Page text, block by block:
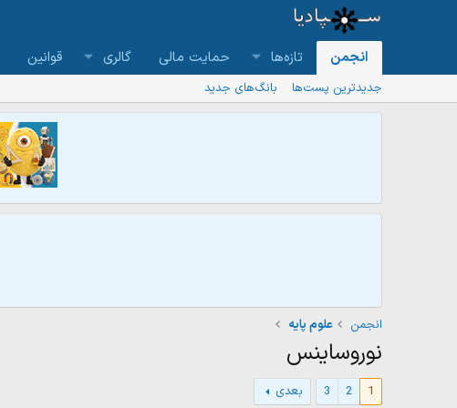
انجمن تازه‌ها حمایت مالی گالری قوانین
جدیدترین پست‌ها بانگ‌های جدید
انجمن علوم پایه
نوروساینس
1
2
3
بعدی